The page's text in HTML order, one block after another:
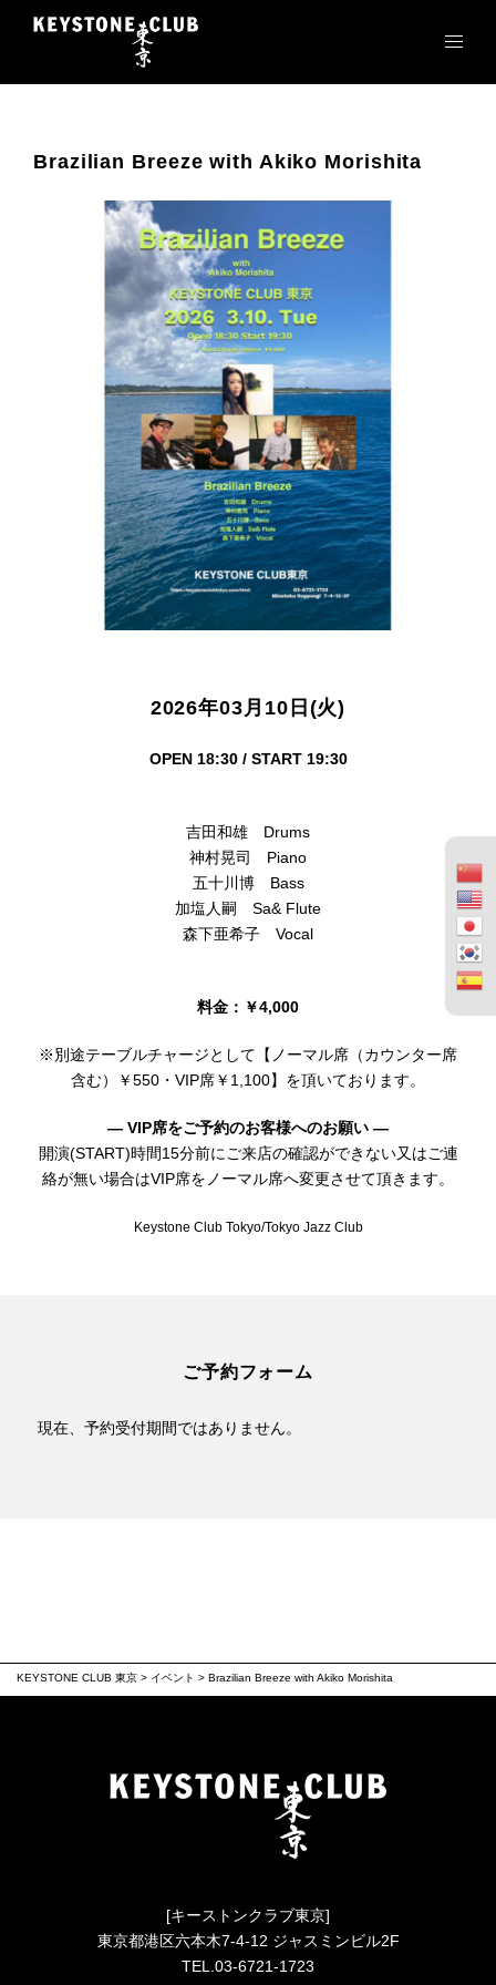
ン
Brazilian Breeze with Akiko Morishita
2026年03月10日(火)
OPEN 18:30 / START 19:30
吉田和雄 Drums
神村晃司 Piano
五十川博 Bass
加塩人嗣 Sa& Flute
森下亜希子 Vocal
料金：￥4,000
※別途テーブルチャージとして【ノーマル席（カウンター席
含む）￥550・VIP席￥1,100】を頂いております。
— VIP席をご予約のお客様へのお願い —
開演(START)時間15分前にご来店の確認ができない又はご連
絡が無い場合はVIP席をノーマル席へ変更させて頂きます。
Keystone Club Tokyo/Tokyo Jazz Club
ご予約フォーム
現在、予約受付期間ではありません。
KEYSTONE CLUB 東京 > イベント > Brazilian Breeze with Akiko Morishita
[キーストンクラブ東京]
東京都港区六本木7-4-12 ジャスミンビル2F
TEL.03-6721-1723